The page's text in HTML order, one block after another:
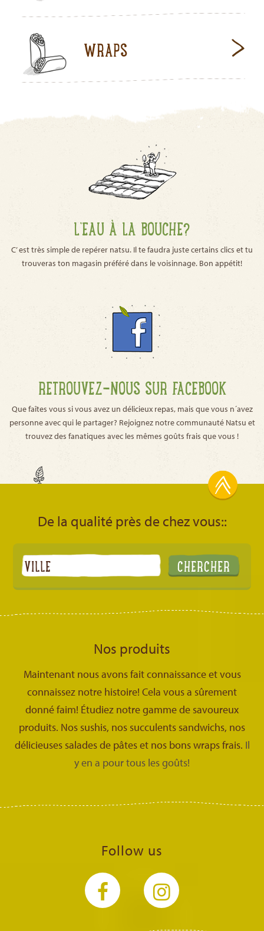
WRAPS
L’EAU À LA BOUCHE?
C’ est très simple de repérer natsu. Il te faudra juste certains clics et tu
trouveras ton magasin préféré dans le voisinnage. Bon appétit!
RETROUVEZ-NOUS SUR FACEBOOK
Que faîtes vous si vous avez un délicieux repas, mais que vous n´avez
personne avec qui le partager? Rejoignez notre communauté Natsu et
trouvez des fanatiques avec les mêmes goûts frais que vous !
De la qualité près de chez vous::
Nos produits
Maintenant nous avons fait connaissance et vous
connaissez notre histoire! Cela vous a sûrement
donné faim! Étudiez notre gamme de savoureux
produits. Nos sushis, nos succulents sandwichs, nos
délicieuses salades de pâtes et nos bons wraps frais. Il
y en a pour tous les goûts!
Follow us